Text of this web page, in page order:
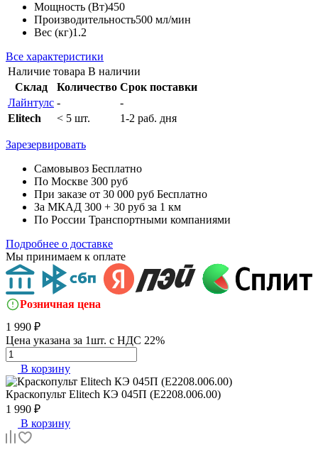
Мощность (Вт)450
Производительность500 мл/мин
Вес (кг)1.2
Все характеристики
Наличие товара В наличии
Склад
Количество Срок поставки
Лайнтулс -
-
Elitech
< 5 шт. 1-2 раб. дня
Зарезервировать
Самовывоз Бесплатно
По Москве 300 руб
При заказе от 30 000 руб Бесплатно
За МКАД 300 + 30 руб за 1 км
По России Транспортными компаниями
Подробнее о доставке
Мы принимаем к оплате
Розничная цена
1 990 ₽
Цена указана за 1шт. с НДС 22%
В корзину
Краскопульт Elitech КЭ 045П (E2208.006.00)
1 990 ₽
В корзину